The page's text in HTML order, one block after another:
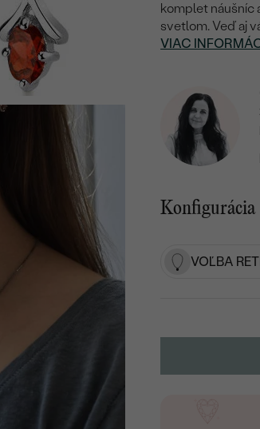
komplet náušníc
svetlom. Veď aj
VIAC
Konfigurácia
VOĽBA